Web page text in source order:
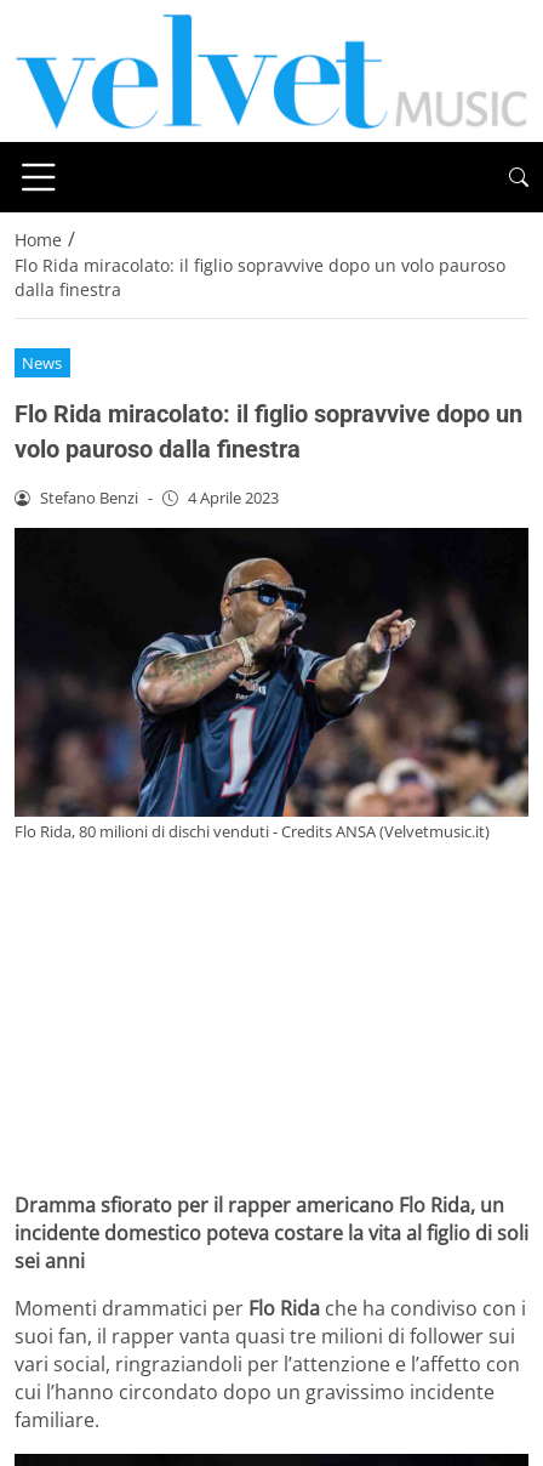
Home /
Flo Rida miracolato: il figlio sopravvive dopo un volo pauroso
dalla finestra
News
Flo Rida miracolato: il figlio sopravvive dopo un
volo pauroso dalla finestra
Stefano Benzi - 4 Aprile 2023
Flo Rida, 80 milioni di dischi venduti - Credits ANSA (Velvetmusic.it)
Dramma sfiorato per il rapper americano Flo Rida, un
incidente domestico poteva costare la vita al figlio di soli
sei anni
Momenti drammatici per Flo Rida che ha condiviso con i
suoi fan, il rapper vanta quasi tre milioni di follower sui
vari social, ringraziandoli per l’attenzione e l’affetto con
cui l’hanno circondato dopo un gravissimo incidente
familiare.